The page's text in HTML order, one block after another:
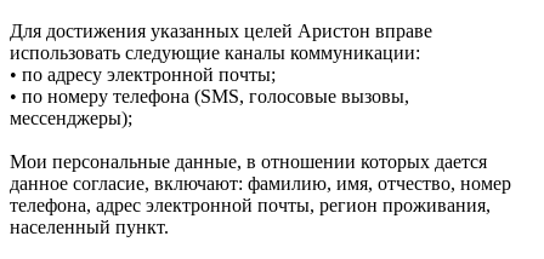
Для достижения указанных целей Аристон вправе
использовать следующие каналы коммуникации:
• по адресу электронной почты;
• по номеру телефона (SMS, голосовые вызовы,
мессенджеры);
Мои персональные данные, в отношении которых дается
данное согласие, включают: фамилию, имя, отчество, номер
телефона, адрес электронной почты, регион проживания,
населенный пункт.